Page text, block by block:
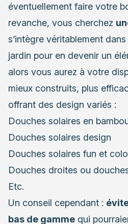
éventuellement faire votre
revanche, vous cherchez
s’intègre véritablement
jardin pour en devenir un
alors vous aurez à votre
mieux construits, plus
offrant des design variés :
Douches solaires en
Douches solaires design
Douches solaires fun et
Douches droites ou
Etc.
Un conseil cependant :
bas de gamme qui